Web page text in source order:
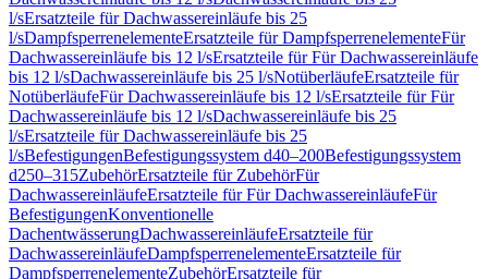
l/sErsatzteile für Dachwassereinläufe bis 25
l/sDampfsperrenelementeErsatzteile für DampfsperrenelementeFür
Dachwassereinläufe bis 12 l/sErsatzteile für Für Dachwassereinläufe
bis 12 l/sDachwassereinläufe bis 25 l/sNotüberläufeErsatzteile für
NotüberläufeFür Dachwassereinläufe bis 12 l/sErsatzteile für Für
Dachwassereinläufe bis 12 l/sDachwassereinläufe bis 25
l/sErsatzteile für Dachwassereinläufe bis 25
l/sBefestigungenBefestigungssystem d40–200Befestigungssystem
d250–315ZubehörErsatzteile für ZubehörFür
DachwassereinläufeErsatzteile für Für DachwassereinläufeFür
BefestigungenKonventionelle
DachentwässerungDachwassereinläufeErsatzteile für
DachwassereinläufeDampfsperrenelementeErsatzteile für
DampfsperrenelementeZubehörErsatzteile für